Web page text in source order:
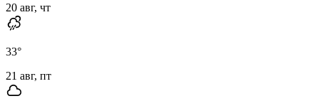
20 авг, чт
33°
21 авг, пт